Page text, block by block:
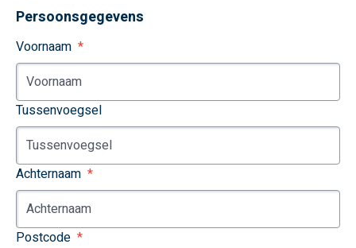
Persoonsgegevens
Voornaam
Tussenvoegsel
Achternaam
Postcode